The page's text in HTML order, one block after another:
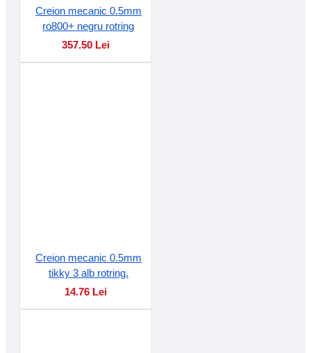
Creion mecanic 0.5mm
ro800+ negru rotring
357.50 Lei
Creion mecanic 0.5mm
tikky 3 alb rotring.
14.76 Lei